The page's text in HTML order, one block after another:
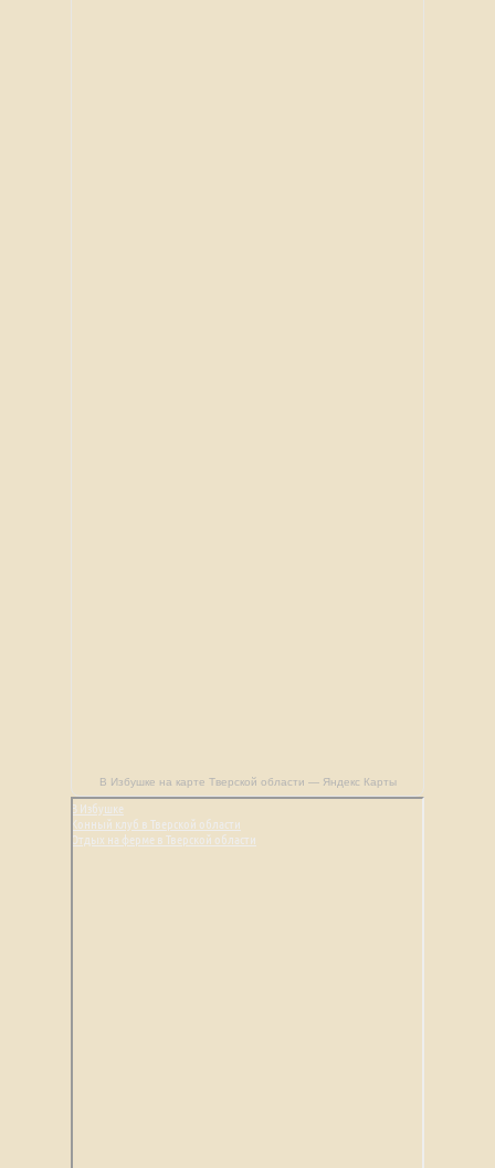
В Избушке на карте Тверской области — Яндекс Карты
В Избушке
Конный клуб в Тверской области
Отдых на ферме в Тверской области